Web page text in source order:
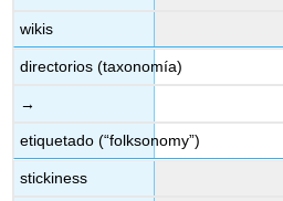
wikis
directorios (taxonomía)
→
etiquetado (“folksonomy”)
stickiness